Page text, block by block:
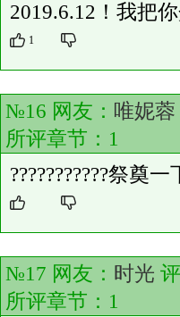
2019.6.12！我把
1
№16 网友： 唯妮蓉
所评章节： 1
???????????祭奠一
№17 网友： 时光
所评章节： 1